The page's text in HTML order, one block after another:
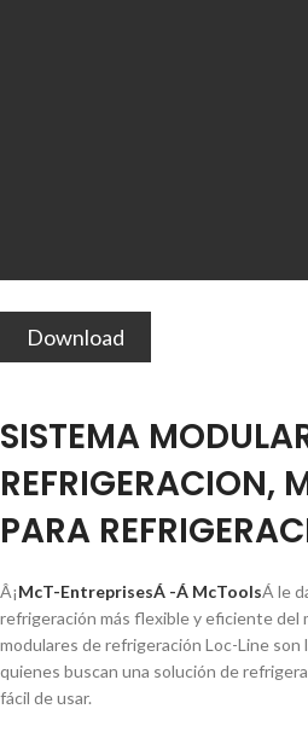
Download
SISTEMA
REFRIGERACION,
PARA
Â¡McT-EntreprisesÁ -Á McToolsÁ le
refrigeración más flexible y eficiente del
modulares de refrigeración Loc-Line son
quienes buscan una solución de
fácil de usar.